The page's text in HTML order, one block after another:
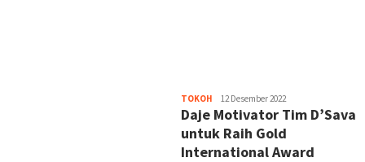
TOKOH Heri
Purwata
12 Desember 2022
Daje Motivator Tim D’Sava
untuk Raih Gold
International Award